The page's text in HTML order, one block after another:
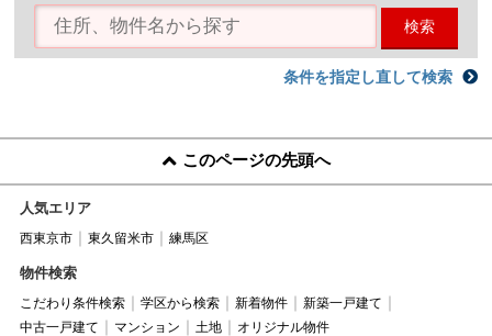
検索
条件を指定し直して検索
このページの先頭へ
人気エリア
西東京市 東久留米市 練馬区
物件検索
こだわり条件検索 学区から検索 新着物件
新築一戸建て
中古一戸建て
マンション 土地 オリジナル物件